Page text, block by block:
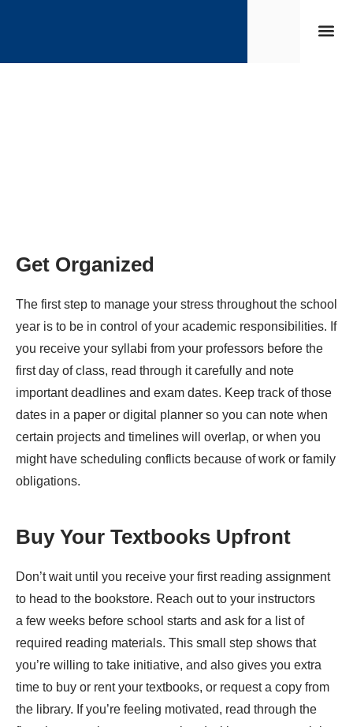
Get Organized
The first step to manage your stress throughout the school
year is to be in control of your academic responsibilities. If
you receive your syllabi from your professors before the
first day of class, read through it carefully and note
important deadlines and exam dates. Keep track of those
dates in a paper or digital planner so you can note when
certain projects and timelines will overlap, or when you
might have scheduling conflicts because of work or family
obligations.
Buy Your Textbooks Upfront
Don’t wait until you receive your first reading assignment
to head to the bookstore. Reach out to your instructors
a few weeks before school starts and ask for a list of
required reading materials. This small step shows that
you’re willing to take initiative, and also gives you extra
time to buy or rent your textbooks, or request a copy from
the library. If you’re feeling motivated, read through the